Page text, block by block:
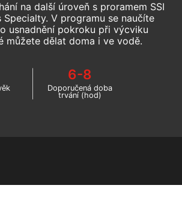
na další úroveň s proramem SSI
Specialty. V programu se naučíte
usnadnění pokroku při výcviku
můžete dělat doma i ve vodě.
6-8
Doporučená doba
trvání (hod)